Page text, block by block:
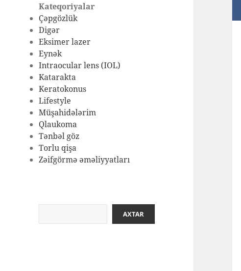
Kateqoriyalar
Çəpgözlük
Digər
Eksimer lazer
Eynək
Intraocular lens (IOL)
Katarakta
Keratokonus
Lifestyle
Müşahidələrim
Qlaukoma
Tənbəl göz
Torlu qişa
Zəifgörmə əməliyyatları
AXTAR